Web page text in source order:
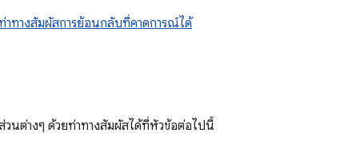
าทางสัมผัสการย้อนกลับที่คาดการณ์ได้
วนต่างๆ ด้วยท่าทางสัมผัสได้ที่หัวข้อต่อไปนี้